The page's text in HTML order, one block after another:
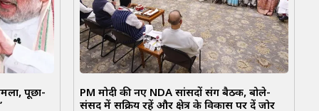
पूछा-
PM मोदी की नए NDA सांसदों संग बैठक, बोले-
संसद में सक्रिय रहें और क्षेत्र के विकास पर दें जोर